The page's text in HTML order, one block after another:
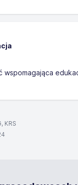
wspomagająca
KRS